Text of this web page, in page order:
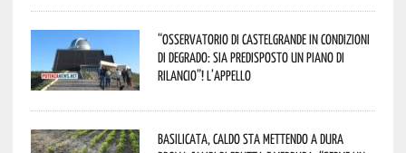
“Osservatorio di Castelgrande in condizioni
di degrado: sia predisposto un piano di
rilancio”! L’appello
Basilicata, caldo sta mettendo a dura